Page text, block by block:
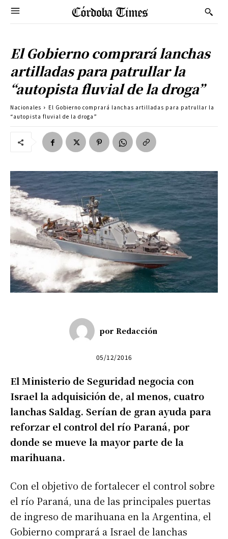
El Gobierno comprará lanchas
artilladas para patrullar la
“autopista fluvial de la droga”
Nacionales
El Gobierno comprará lanchas artilladas para patrullar la
“autopista fluvial de la droga”
por Redacción
05/12/2016
El Ministerio de Seguridad negocia con
Israel la adquisición de, al menos, cuatro
lanchas Saldag. Serían de gran ayuda para
reforzar el control del río Paraná, por
donde se mueve la mayor parte de la
marihuana.
Con el objetivo de fortalecer el control sobre
el río Paraná, una de las principales puertas
de ingreso de marihuana en la Argentina, el
Gobierno comprará a Israel de lanchas